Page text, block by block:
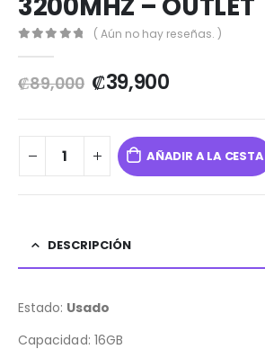
( Aún no hay reseñas. )
₡89,000 ₡39,900
AÑADIR A LA CESTA
DESCRIPCIÓN
Estado: Usado
Capacidad: 16GB